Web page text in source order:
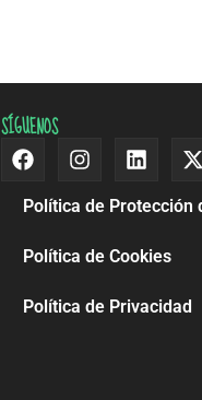
SÍGUENOS
FacebookInstagram
X-
Política de Protección
Política de Cookies
Política de Privacidad